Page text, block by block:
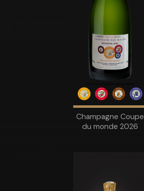
Champagne Coupe
du monde 2026